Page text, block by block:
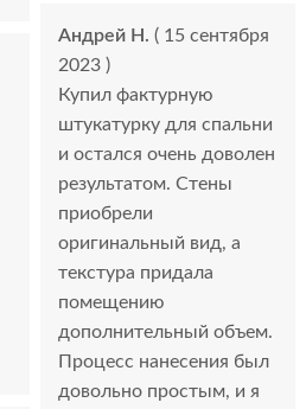
Андрей Н. ( 15 сентября
2023 )
Купил фактурную
штукатурку для спальни
и остался очень доволен
результатом. Стены
приобрели
оригинальный вид, а
текстура придала
помещению
дополнительный объем.
Процесс нанесения был
довольно простым, и я